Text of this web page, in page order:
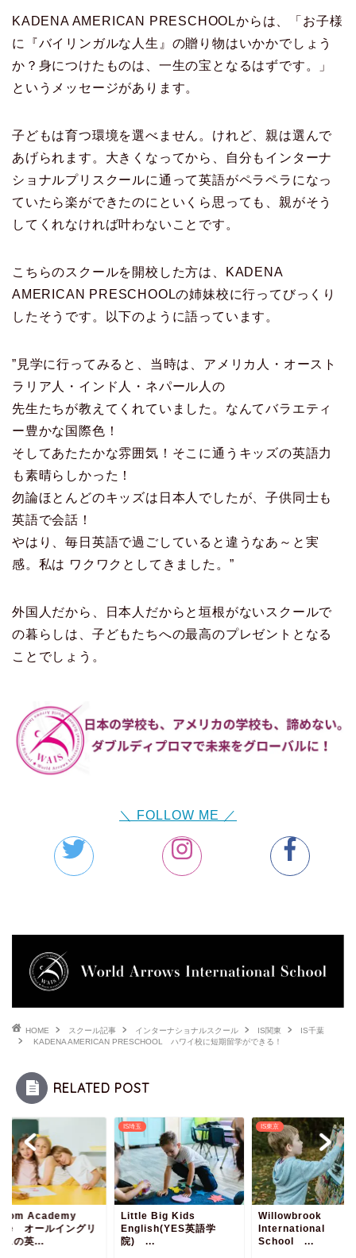
KADENA AMERICAN PRESCHOOLからは、「お子様
に『バイリンガルな人生』の贈り物はいかかでしょう
か？身につけたものは、一生の宝となるはずです。」
というメッセージがあります。
子どもは育つ環境を選べません。けれど、親は選んで
あげられます。大きくなってから、自分もインターナ
ショナルプリスクールに通って英語がペラペラになっ
ていたら楽ができたのにといくら思っても、親がそう
してくれなければ叶わないことです。
こちらのスクールを開校した方は、KADENA
AMERICAN PRESCHOOLの姉妹校に行ってびっくり
したそうです。以下のように語っています。
”見学に行ってみると、当時は、アメリカ人・オースト
ラリア人・インド人・ネパール人の
先生たちが教えてくれていました。なんてバラエティ
ー豊かな国際色！
そしてあたたかな雰囲気！そこに通うキッズの英語力
も素晴らしかった！
勿論ほとんどのキッズは日本人でしたが、子供同士も
英語で会話！
やはり、毎日英語で過ごしていると違うなあ～と実
感。私は ワクワクとしてきました。”
外国人だから、日本人だからと垣根がないスクールで
の暮らしは、子どもたちへの最高のプレゼントとなる
ことでしょう。
＼ FOLLOW ME ／
HOME スクール記事 インターナショナルスクール IS関東
IS千葉
KADENA AMERICAN PRESCHOOL ハワイ校に短期留学ができる！
RELATED POST
Academy
オールイングリ
ュの英...
IS埼玉
Little Big Kids
English(YES英語学
院) ...
IS東京
Willowbrook
International
School ...